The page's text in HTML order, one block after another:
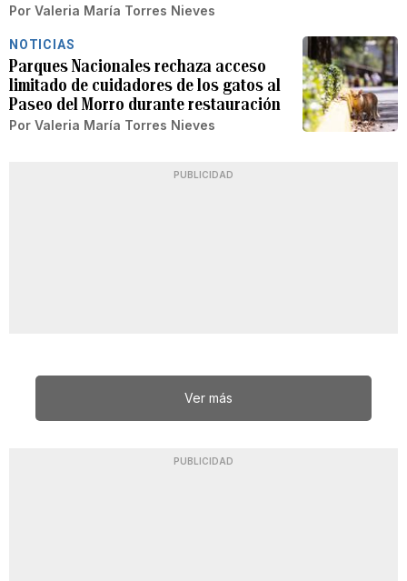
Por Valeria María Torres Nieves
NOTICIAS
Parques Nacionales rechaza acceso
limitado de cuidadores de los gatos al
Paseo del Morro durante restauración
Por Valeria María Torres Nieves
PUBLICIDAD
Ver más
PUBLICIDAD